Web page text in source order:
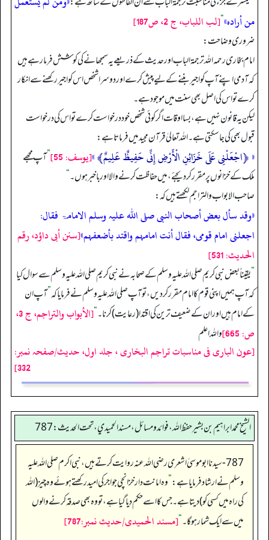
من أرادہ»“[لب اللباب، ج 2، ص187]
ضروری وضاحت:
امام بخاری رحمہ اللہ ترجمۃ الباب اور حدیث کے ذریعے یہ سمجھانے کی کو شش فرما رہے ہیں
کہ آدمی اپنے آپ کو اجیر بننے کے لیے پیش کرے اور دوسرا شخص اس کو اجیر رکھنے سے انکار
کرے تو اس کی اصل بھی سنت میں موجود ہے۔
لیکن یہ قانون نہیں ہے، بسا اوقات اگر کوئی شخص خود درخواست کرے تو اس کی درخواست
قبول بھی کی جا سکتی ہے۔ اللہ تعالیٰ قرآن مجید میں فرماتا ہے:
«﴿اجْعَلْنِی عَلَى خَزَائِنِ الْأَرْضِ إِنِّی حَفِیظٌ عَلِیمٌ﴾»[یوسف: 55] ”آپ مجھے
ملک کے خزانوں پر مقرر کر دیجئے، میں حفاظت کرنے والا اور باخبر ہوں۔“
صاحب الابواب والتراجم لکھتے ہیں کہ:
«وقد سأل بعض أصحاب النبى صلى اللہ علیہ وسلم الامامۃ فقال:
اجعلنی امام قومی، فقال أنت امامہم واقتد بأضعفہم»[سنن أبى داؤد، رقم
الحدیث: 531]
”یقیناً بعض نبی کریم صلی اللہ علیہ وسلم کے صحابہ نے نبی کریم صلی اللہ علیہ وسلم سے سوال کیا
کہ آپ ہمیں اپنی قوم کا امام مقرر کر دیں، تو آپ صلی اللہ علیہ وسلم نے فرمایا کہ”آپ ان
کے امام ہیں اور ان کے ضعیف ترین کی اقتدا (رعایت) کرنا۔“
[الأبواب والتراجم، ج 3،
ص: 665]
واللہ اعلم
[عون الباری فی مناسبات تراجم البخاری ، جلد اول، حدیث/صفحہ نمبر:
332]
الشيخ محمد ابراهيم بن بشير حفظ الله، فوائد و مسائل، مسند الحميدي، تحت الحديث:787
787- سیدنا ابوموسیٰ اشعری رضی اللہ عنہ روایت کرتے ہیں، نبی اکرم صلی اللہ علیہ
وسلم نے ارشاد فرمایا ہے:”وہ امانت دار خزانچی جو اجر کی امید رکھتے ہوئے وہ چیز (اللہ
کی راہ میں کسی کو) دیتا ہے۔ جس کا اسے حکم دیا گیا ہے، تو وہ بھی صد قہ کرنے والوں
میں سے ایک شمار ہوگا۔“[مسند الحمیدی/حدیث نمبر:787]